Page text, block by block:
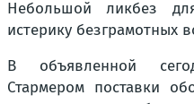
Небольшой ликбез
истерику безграмотных
В объявленной
Стармером поставки